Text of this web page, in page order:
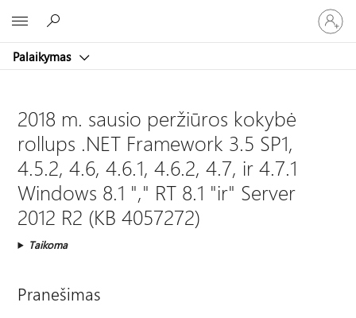
Palaikymas
prie
paskyros
2018 m. sausio peržiūros kokybė
rollups .NET Framework 3.5 SP1,
4.5.2, 4.6, 4.6.1, 4.6.2, 4.7, ir 4.7.1
Windows 8.1 "," RT 8.1 "ir" Server
2012 R2 (KB 4057272)
Taikoma
Pranešimas